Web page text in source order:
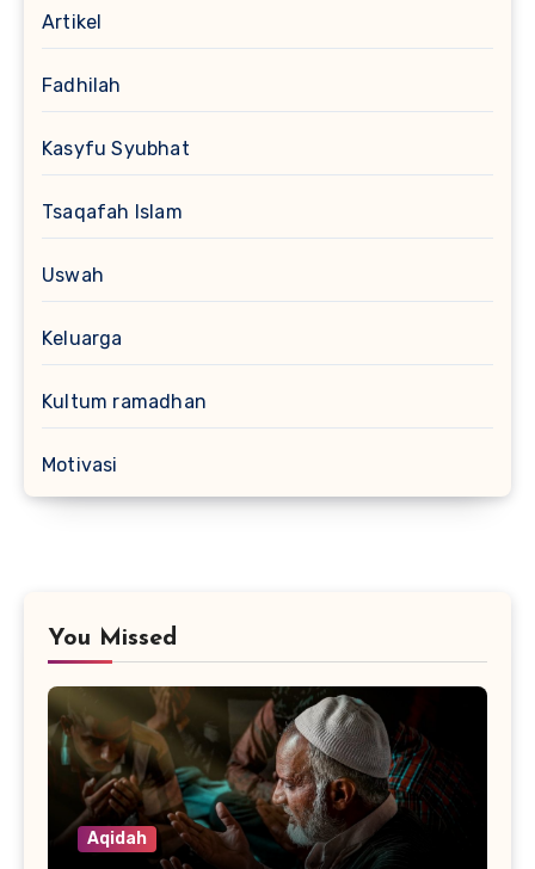
Artikel
Fadhilah
Kasyfu Syubhat
Tsaqafah Islam
Uswah
Keluarga
Kultum ramadhan
Motivasi
You Missed
Aqidah